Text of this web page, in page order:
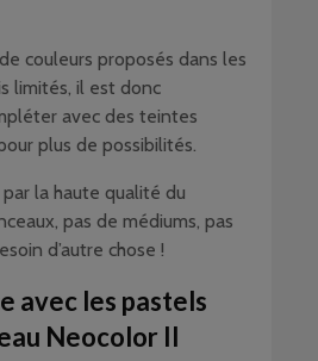
couleurs proposés dans les
limités, il est donc
avec des teintes
plus de possibilités.
la haute qualité du
pas de médiums, pas
d’autre chose !
avec les pastels
Neocolor II